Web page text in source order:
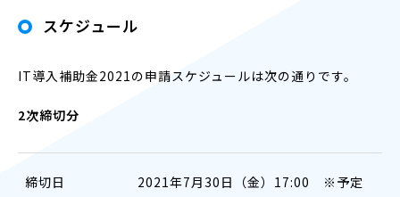
スケジュール
IT導入補助金2021の申請スケジュールは次の通りです。
2次締切分
締切日 2021年7月30日（金）17:00 ※予定